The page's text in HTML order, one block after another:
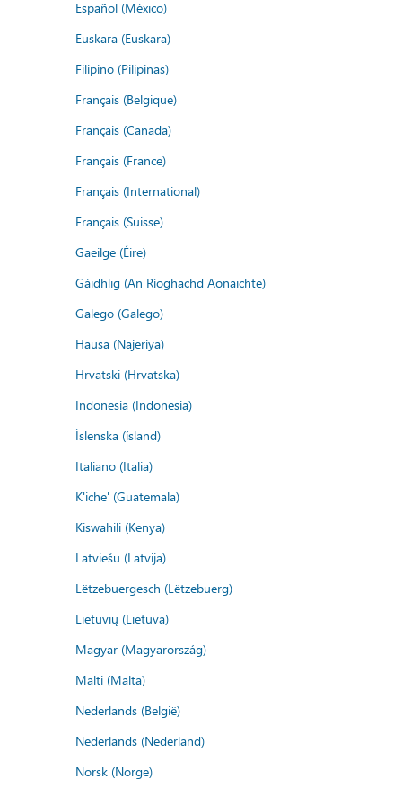
Español (México)
Euskara (Euskara)
Filipino (Pilipinas)
Français (Belgique)
Français (Canada)
Français (France)
Français (International)
Français (Suisse)
Gaeilge (Éire)
Gàidhlig (An Rìoghachd Aonaichte)
Galego (Galego)
Hausa (Najeriya)
Hrvatski (Hrvatska)
Indonesia (Indonesia)
Íslenska (ísland)
Italiano (Italia)
K'iche' (Guatemala)
Kiswahili (Kenya)
Latviešu (Latvija)
Lëtzebuergesch (Lëtzebuerg)
Lietuvių (Lietuva)
Magyar (Magyarország)
Malti (Malta)
Nederlands (België)
Nederlands (Nederland)
Norsk (Norge)